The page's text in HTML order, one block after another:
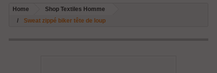
Home
Shop Textiles Homme
Sweat zippé biker tête de loup